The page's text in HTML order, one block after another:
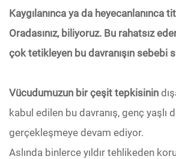
Kaygılanınca ya da heyecanlanınca
Oradasınız, biliyoruz. Bu rahatsız
çok tetikleyen bu davranışın sebebi
Vücudumuzun bir çeşit tepkisinin
kabul edilen bu davranış, genç yaşlı
gerçekleşmeye devam ediyor.
Aslında binlerce yıldır tehlikeden